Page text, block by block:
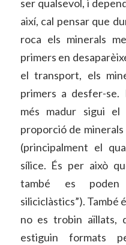
ser qualsevol, i
així, cal pensar que
roca els minerals
primers en
el transport, els
primers a desfer-se.
més madur sigui el
proporció de
(principalment el
sílice. És per això
també es poden
siliciclàstics”). També
no es trobin aïllats,
estiguin formats